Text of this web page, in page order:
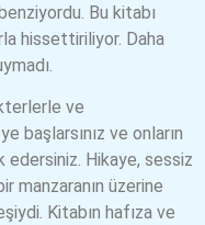
Bu kitabı
hissettiriliyor. Daha
ve
başlarsınız ve onların
edersiniz. Hikaye, sessiz
manzaranın üzerine
Kitabın hafıza ve